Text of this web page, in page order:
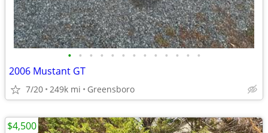
• • • • • • • • • • • • •
2006 Mustant GT
7/20 249k mi Greensboro
$4,500